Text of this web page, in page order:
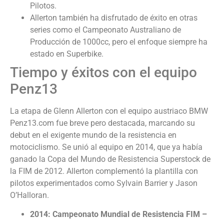
Pilotos.
Allerton también ha disfrutado de éxito en otras
series como el Campeonato Australiano de
Producción de 1000cc, pero el enfoque siempre ha
estado en Superbike.
Tiempo y éxitos con el equipo
Penz13
La etapa de Glenn Allerton con el equipo austriaco BMW
Penz13.com fue breve pero destacada, marcando su
debut en el exigente mundo de la resistencia en
motociclismo. Se unió al equipo en 2014, que ya había
ganado la Copa del Mundo de Resistencia Superstock de
la FIM de 2012. Allerton complementó la plantilla con
pilotos experimentados como Sylvain Barrier y Jason
O’Halloran.
2014: Campeonato Mundial de Resistencia FIM –